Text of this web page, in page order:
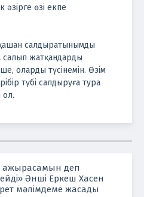
әзірге өзі екпе
салдыратынымды
салып жатқандарды
оларды түсінемін. Өзім
түбі салдыруға тура
ол.
ажырасамын деп
Әнші Еркеш Хасен
мәлімдеме жасады